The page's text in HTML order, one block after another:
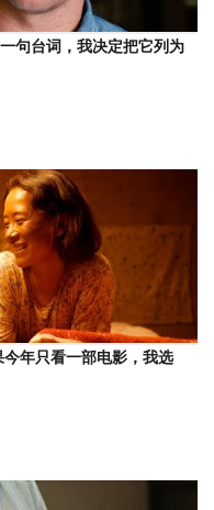
句台词，我决定把它列为
今年只看一部电影，我选